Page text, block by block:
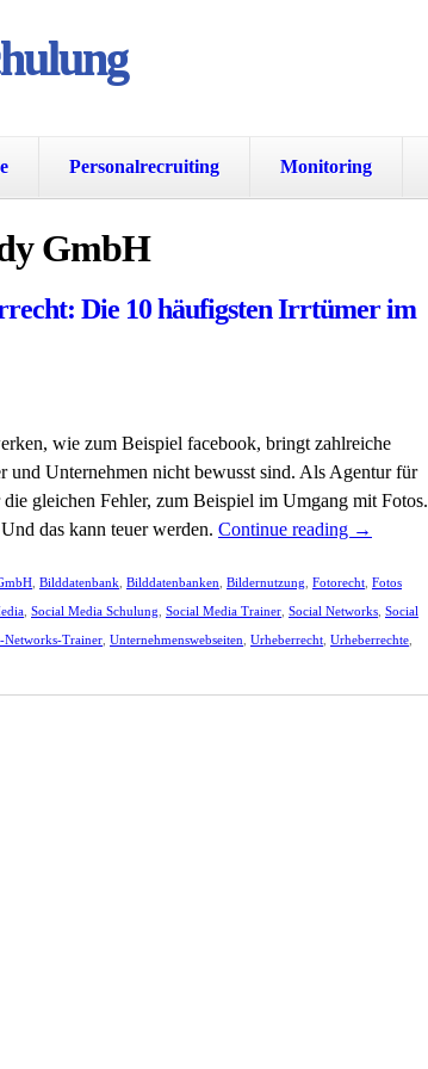
Personalrecruiting Monitoring
GmbH
Die 10 häufigsten Irrtümer im
wie zum Beispiel facebook, bringt zahlreiche
und Unternehmen nicht bewusst sind. Als Agentur für
gleichen Fehler, zum Beispiel im Umgang mit Fotos.
das kann teuer werden. Continue reading →
Bilddatenbank Bilddatenbanken Bildernutzung Fotorecht Fotos
Social Media Schulung Social Media Trainer Social Networks Social
Networks-Trainer Unternehmenswebseiten Urheberrecht Urheberrechte